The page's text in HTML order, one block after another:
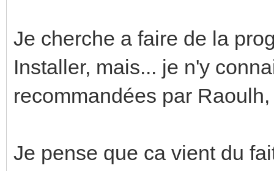
Je cherche a faire de la
Installer, mais... je n'y
recommandées par
Je pense que ca vient du